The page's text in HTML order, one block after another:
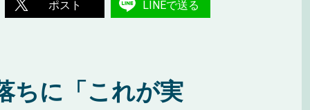
ポスト LINEで送る
ちに「これが実